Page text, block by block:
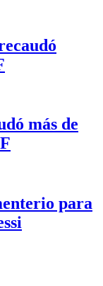
más de
para